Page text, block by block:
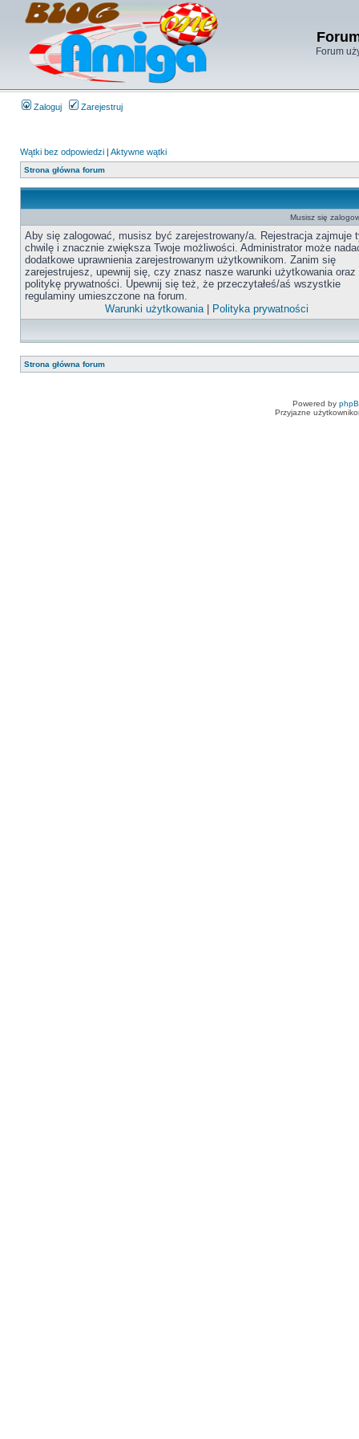
Forum
Zaloguj Zarejestruj
Wątki bez odpowiedzi | Aktywne wątki
Strona główna forum
Musisz się
Aby się zalogować, musisz być zarejestrowany/a. Rejestracja zajmuje
chwilę i znacznie zwiększa Twoje możliwości. Administrator może
dodatkowe uprawnienia zarejestrowanym użytkownikom. Zanim się
zarejestrujesz, upewnij się, czy znasz nasze warunki użytkowania oraz
politykę prywatności. Upewnij się też, że przeczytałeś/aś wszystkie
regulaminy umieszczone na forum.
Warunki użytkowania| Polityka prywatności
Strona główna forum
Powered by
Przyjazne